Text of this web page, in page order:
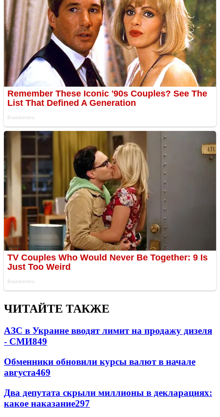
ЧИТАЙТЕ ТАКЖЕ
АЗС в Украине вводят лимит на продажу дизеля
- СМИ849
Обменники обновили курсы валют в начале
августа469
Два депутата скрыли миллионы в декларациях:
какое наказание297